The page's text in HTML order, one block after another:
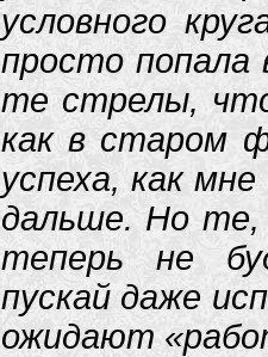
условного
просто попала
те стрелы,
как в старом
успеха, как
дальше. Но те,
теперь не
пускай даже
ожидают